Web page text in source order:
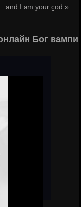
and I am your god.»
Бог